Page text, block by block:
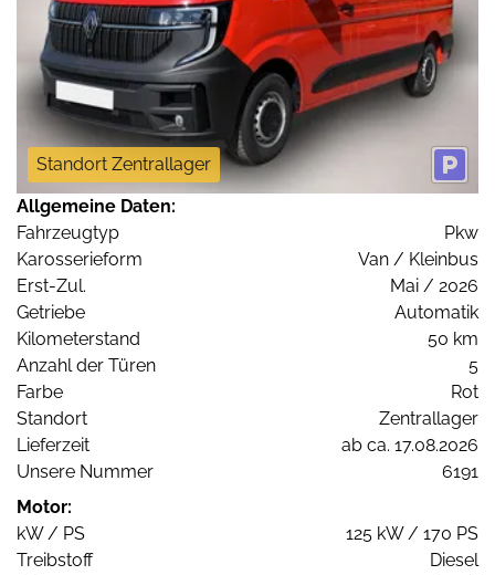
Standort Zentrallager
Allgemeine Daten:
Fahrzeugtyp
Pkw
Karosserieform
Van / Kleinbus
Erst-Zul.
Mai / 2026
Getriebe
Automatik
Kilometerstand
50 km
Anzahl der Türen
5
Farbe
Rot
Standort
Zentrallager
Lieferzeit
ab ca. 17.08.2026
Unsere Nummer
6191
Motor:
kW / PS
125 kW / 170 PS
Treibstoff
Diesel